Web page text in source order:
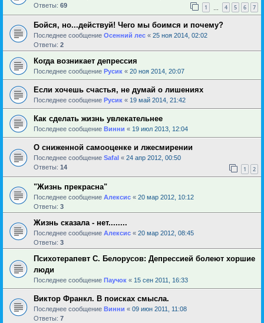
Ответы: 69 1 4 5 6 7
Бойся, но...действуй! Чего мы боимся и почему?
Последнее сообщение Осенний лес « 25 ноя 2014, 02:02
Ответы: 2
Когда возникает депрессия
Последнее сообщение Русик « 20 ноя 2014, 20:07
Если хочешь счастья, не думай о лишениях
Последнее сообщение Русик « 19 май 2014, 21:42
Как сделать жизнь увлекательнее
Последнее сообщение Винни « 19 июл 2013, 12:04
О сниженной самооценке и лжесмирении
Последнее сообщение Safal « 24 апр 2012, 00:50
Ответы: 14 1 2
"Жизнь прекрасна"
Последнее сообщение Алексис « 20 мар 2012, 10:12
Ответы: 3
Жизнь сказала - нет........
Последнее сообщение Алексис « 20 мар 2012, 08:45
Ответы: 3
Психотерапевт С. Белорусов: Депрессией болеют хоршие
люди
Последнее сообщение Паучок « 15 сен 2011, 16:33
Виктор Франкл. В поисках смысла.
Последнее сообщение Винни « 09 июн 2011, 11:08
Ответы: 7